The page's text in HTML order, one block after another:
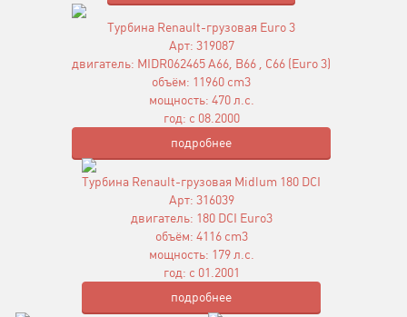
Турбина Renault-грузовая Euro 3
Арт: 319087
двигатель: MIDR062465 A66, B66 , C66 (Euro 3)
объём: 11960 cm3
мощность: 470 л.с.
год: с 08.2000
подробнее
Турбина Renault-грузовая Midlum 180 DCI
Арт: 316039
двигатель: 180 DCI Euro3
объём: 4116 cm3
мощность: 179 л.с.
год: с 01.2001
подробнее